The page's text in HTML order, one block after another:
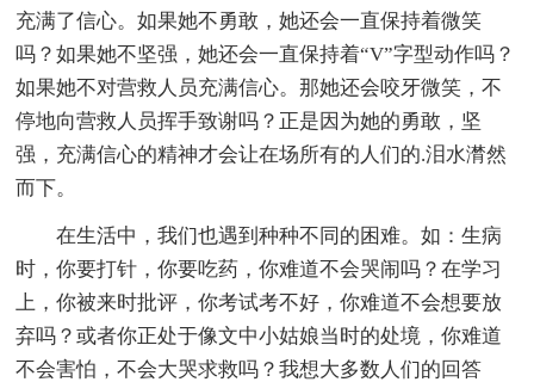
充满了信心。如果她不勇敢，她还会一直保持着微笑
吗？如果她不坚强，她还会一直保持着“V”字型动作吗？
如果她不对营救人员充满信心。那她还会咬牙微笑，不
停地向营救人员挥手致谢吗？正是因为她的勇敢，坚
强，充满信心的精神才会让在场所有的人们的.泪水潸然
而下。
在生活中，我们也遇到种种不同的困难。如：生病
时，你要打针，你要吃药，你难道不会哭闹吗？在学习
上，你被来时批评，你考试考不好，你难道不会想要放
弃吗？或者你正处于像文中小姑娘当时的处境，你难道
不会害怕，不会大哭求救吗？我想大多数人们的回答